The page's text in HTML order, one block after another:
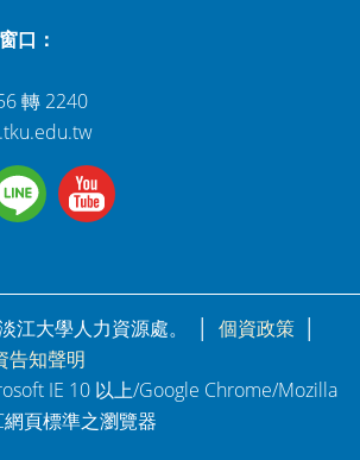
口：
轉 2240
江大學人力資源處。 │ 個資政策
告知聲明
IE 10 以上/Google Chrome/Mozilla
頁標準之瀏覽器